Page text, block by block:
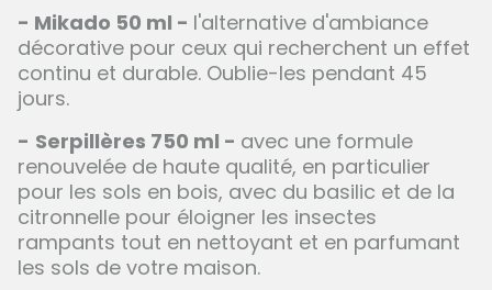
- Mikado 50 ml - l'alternative d'ambiance
décorative pour ceux qui recherchent un effet
continu et durable. Oublie-les pendant 45
jours.
- Serpillères 750 ml - avec une formule
renouvelée de haute qualité, en particulier
pour les sols en bois, avec du basilic et de la
citronnelle pour éloigner les insectes
rampants tout en nettoyant et en parfumant
les sols de votre maison.